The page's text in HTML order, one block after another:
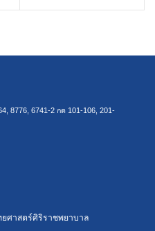
8776, 6741-2 กด 101-106, 201-
าสตร์ศิริราชพยาบาล